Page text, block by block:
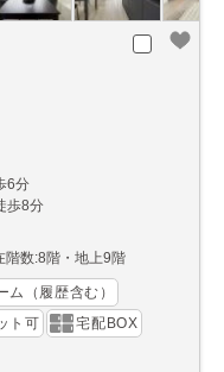
6分
歩8分
階数:8階・地上9階
ム（履歴含む）
ト可
宅配BOX